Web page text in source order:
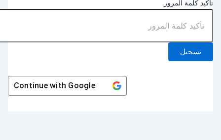
كلمة المرور
تسجيل
Continue withGoogle